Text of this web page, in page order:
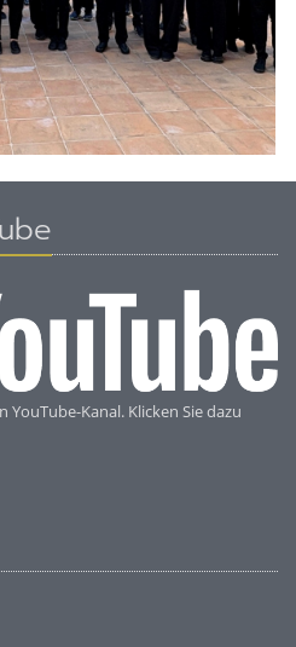
Kanal. Klicken Sie dazu